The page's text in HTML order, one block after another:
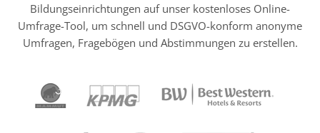
Bildungseinrichtungen auf unser kostenloses Online-
Umfrage-Tool, um schnell und DSGVO-konform anonyme
Umfragen, Fragebögen und Abstimmungen zu erstellen.